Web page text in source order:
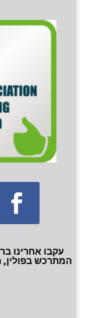
עקבו אחרינו
המתרכש בפולין,